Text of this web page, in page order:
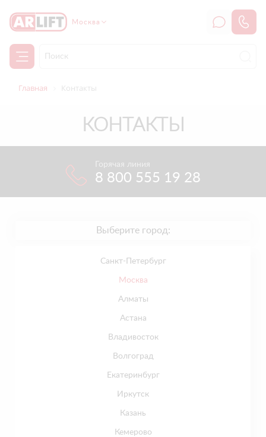
Москва
Главная Контакты
КОНТАКТЫ
Горячая линия
8 800 555 19 28
Выберите город:
Санкт-Петербург
Москва
Алматы
Астана
Владивосток
Волгоград
Екатеринбург
Иркутск
Казань
Кемерово